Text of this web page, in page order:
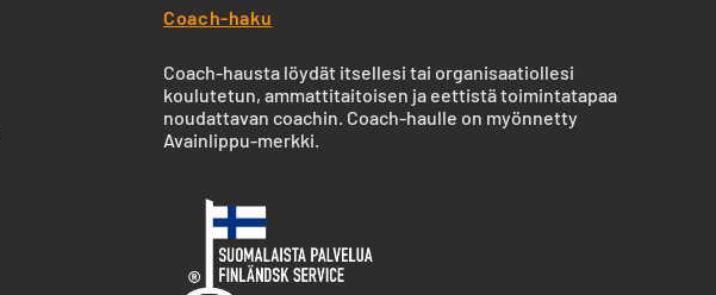
Coach-haku
Coach-hausta löydät itsellesi tai organisaatiollesi
koulutetun, ammattitaitoisen ja eettistä toimintatapaa
noudattavan coachin. Coach-haulle on myönnetty
Avainlippu-merkki.